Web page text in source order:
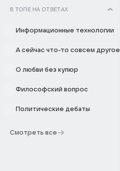
В ТОПЕ НА ОТВЕТАХ
Информационные технологии
А сейчас что-то совсем другое
О любви без купюр
Философский вопрос
Политические дебаты
Смотреть все